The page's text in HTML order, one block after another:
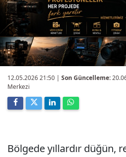
12.05.2026 21:50 | Son Güncelleme:
Merkezi
Bölgede yıllardır düğün,